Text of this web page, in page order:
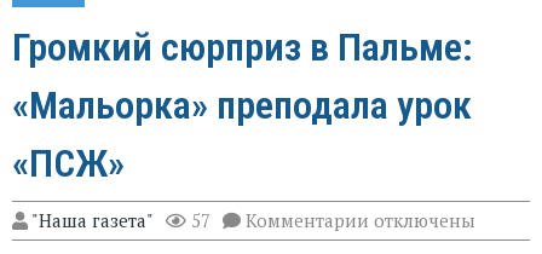
Громкий сюрприз в Пальме:
«Мальорка» преподала урок
«ПСЖ»
"Наша газета" 57 Комментарии к
записи
отключены